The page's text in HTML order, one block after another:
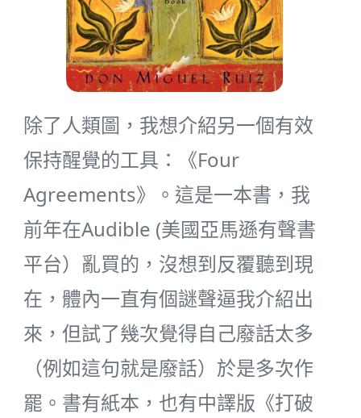
除了人類圖，我想介紹另一個有效
保持醒覺的工具：《Four
Agreements》。這是一本書，我
前年在Audible (美國亞馬遜有聲書
平台）亂買的，沒想到反覆聽到現
在，體內一直有個謎聲逼我介紹出
來，但試了幾次覺得自己廢話太多
（例如這句就是廢話）於是多次作
罷。書有紙本，也有中譯版《打破